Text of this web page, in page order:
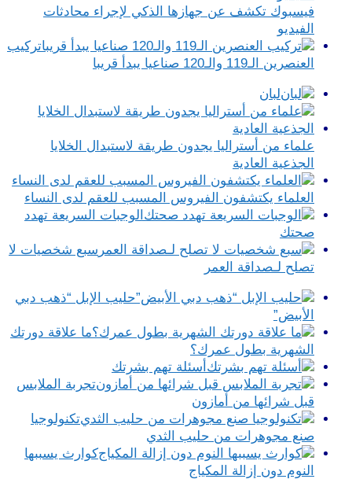
فيسبوك تكشف عن جهازها الذكي لإجراء محادثات
الفيديو
تركيب
العنصرين الـ119 والـ120 صناعيا يبدأ قريبا
لبان
علماء من أستراليا يجدون طريقة لاستبدال الخلايا
الجذعية العادية
العلماء يكتشفون الفيروس المسبب للعقم لدى النساء
الوجبات السريعة تهدد
صحتك
سبع شخصيات لا
تصلح لـصداقة العمر
حليب الإبل “ذهب دبي
الأبيض”
ما علاقة دورتك
الشهرية بطول عمرك؟
أسئلة تهم بشرتك
تجربة الملابس
قبل شرائها من أمازون
تكنولوجيا
صنع مجوهرات من حليب الثدي
كوارث يسببها
النوم دون إزالة المكياج